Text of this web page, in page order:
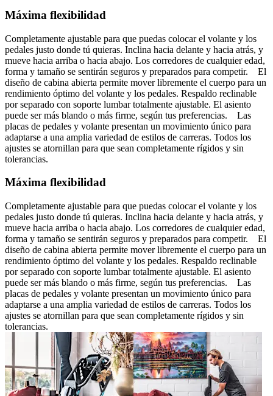
Máxima flexibilidad
Completamente ajustable para que puedas colocar el volante y los
pedales justo donde tú quieras. Inclina hacia delante y hacia atrás, y
mueve hacia arriba o hacia abajo. Los corredores de cualquier edad,
forma y tamaño se sentirán seguros y preparados para competir. El
diseño de cabina abierta permite mover libremente el cuerpo para un
rendimiento óptimo del volante y los pedales. Respaldo reclinable
por separado con soporte lumbar totalmente ajustable. El asiento
puede ser más blando o más firme, según tus preferencias. Las
placas de pedales y volante presentan un movimiento único para
adaptarse a una amplia variedad de estilos de carreras. Todos los
ajustes se atornillan para que sean completamente rígidos y sin
tolerancias.
Máxima flexibilidad
Completamente ajustable para que puedas colocar el volante y los
pedales justo donde tú quieras. Inclina hacia delante y hacia atrás, y
mueve hacia arriba o hacia abajo. Los corredores de cualquier edad,
forma y tamaño se sentirán seguros y preparados para competir. El
diseño de cabina abierta permite mover libremente el cuerpo para un
rendimiento óptimo del volante y los pedales. Respaldo reclinable
por separado con soporte lumbar totalmente ajustable. El asiento
puede ser más blando o más firme, según tus preferencias. Las
placas de pedales y volante presentan un movimiento único para
adaptarse a una amplia variedad de estilos de carreras. Todos los
ajustes se atornillan para que sean completamente rígidos y sin
tolerancias.